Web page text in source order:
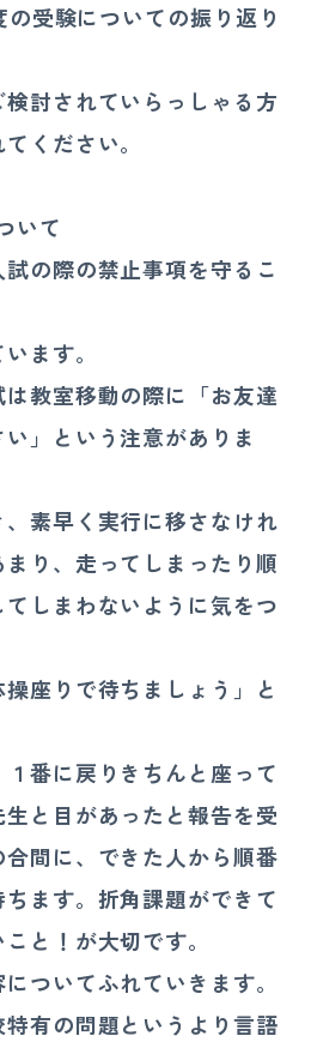
受験についての振り返り
討されていらっしゃる方
ください。
いて
の際の禁止事項を守るこ
ます。
教室移動の際に「お友達
」という注意がありま
素早く実行に移さなけれ
り、走ってしまったり順
しまわないように気をつ
座りで待ちましょう」と
番に戻りきちんと座って
と目があったと報告を受
間に、できた人から順番
ます。折角課題ができて
と！が大切です。
ついてふれていきます。
有の問題というより言語